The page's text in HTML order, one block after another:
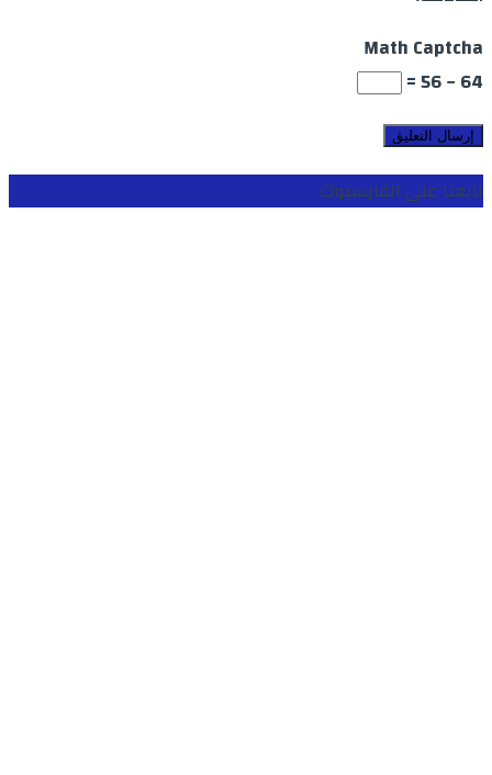
Math Captcha
64 − 56 =
تابعنا على الفايسبوك